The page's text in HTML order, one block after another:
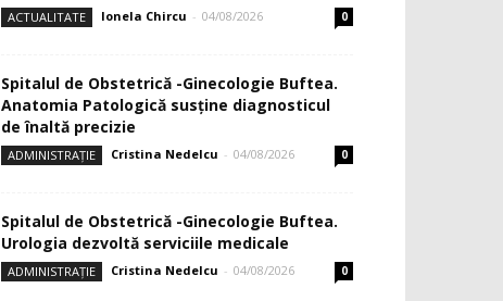
ACTUALITATE Ionela Chircu - 04/08/2026 0
Spitalul de Obstetrică -Ginecologie Buftea.
Anatomia Patologică susţine diagnosticul
de înaltă precizie
ADMINISTRAȚIE Cristina Nedelcu - 04/08/2026 0
Spitalul de Obstetrică -Ginecologie Buftea.
Urologia dezvoltă serviciile medicale
ADMINISTRAȚIE Cristina Nedelcu - 04/08/2026 0